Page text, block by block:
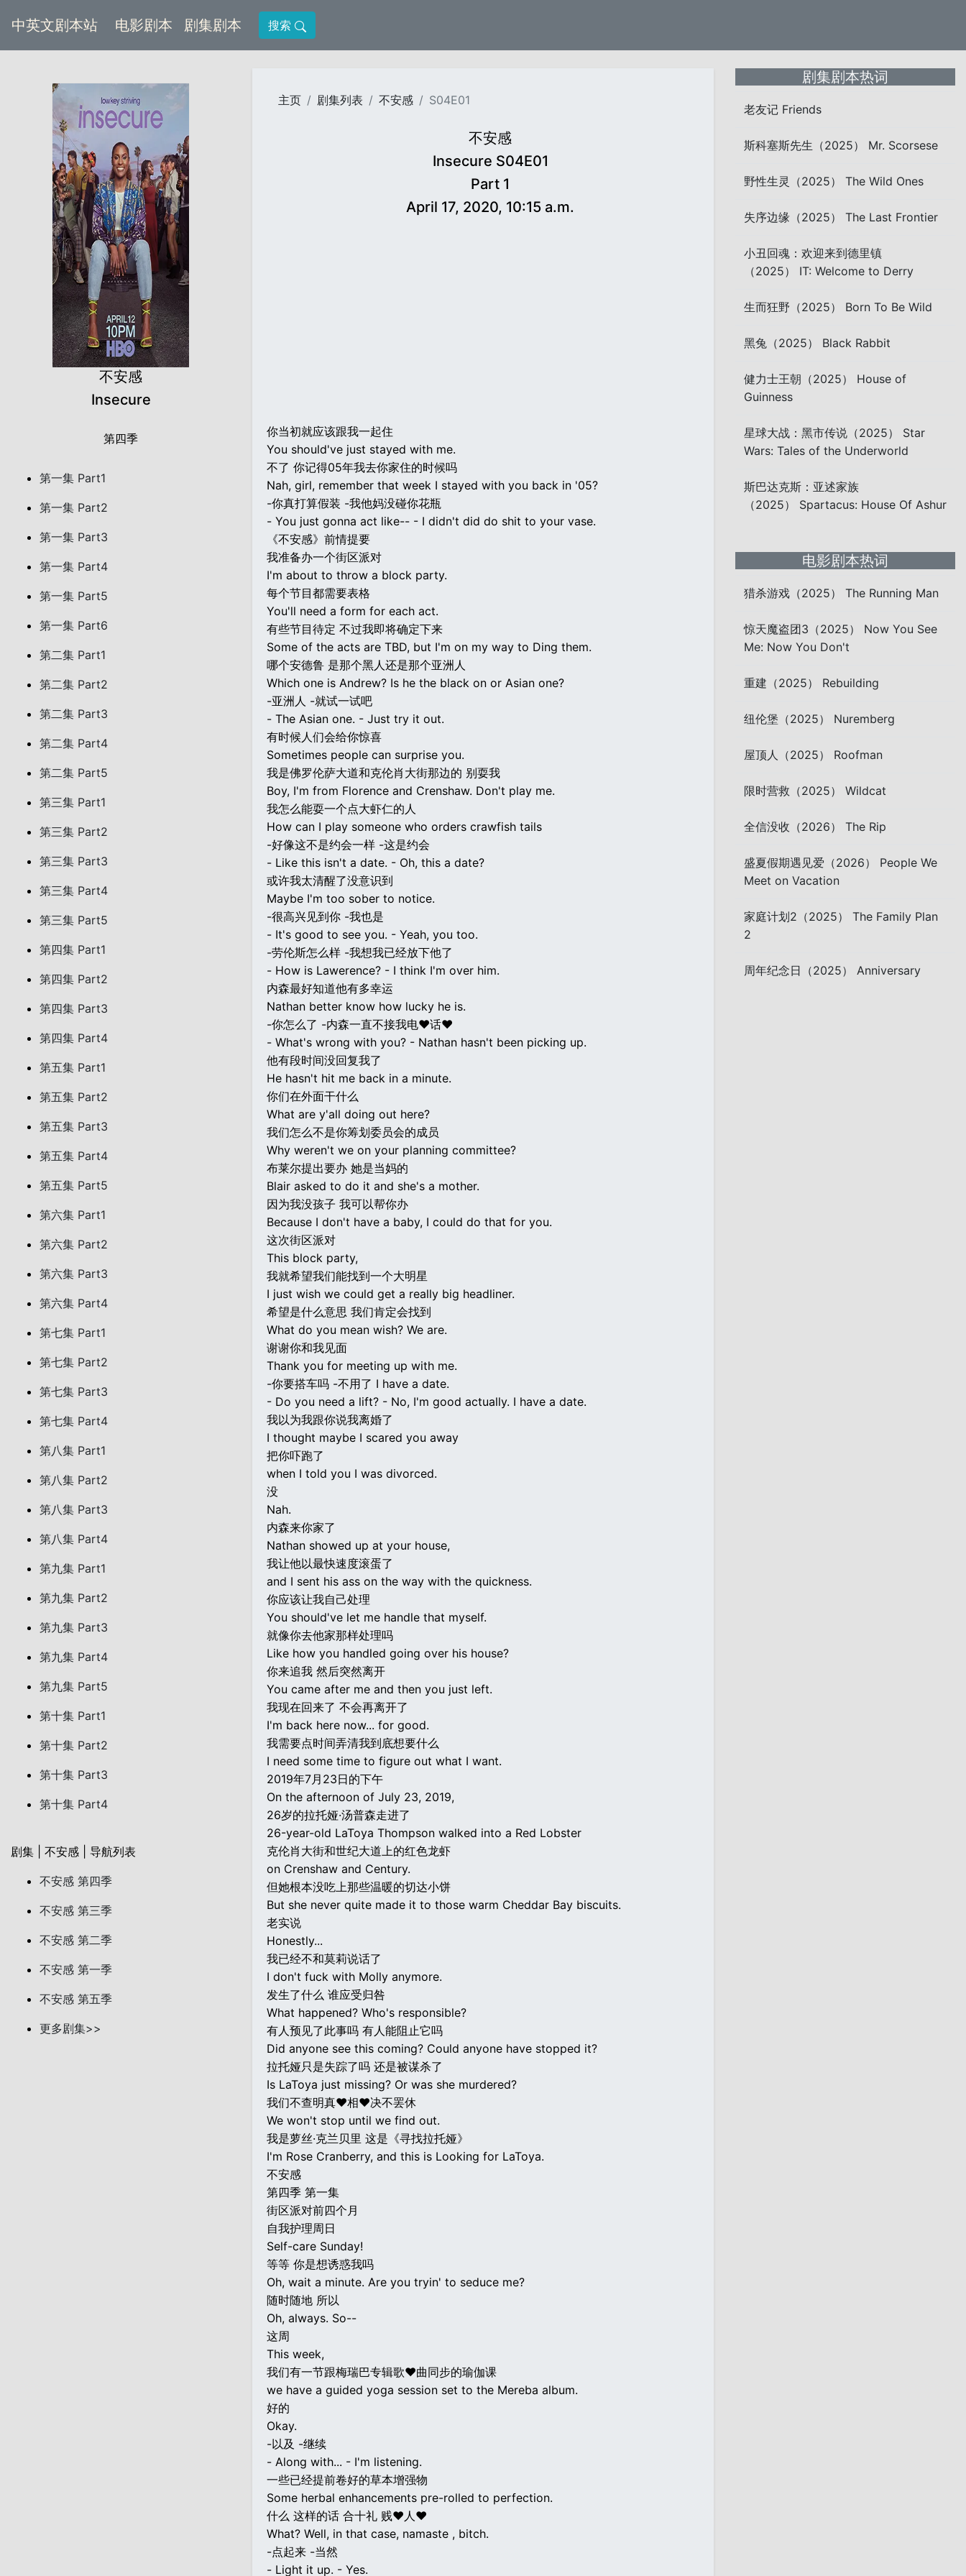
中英文剧本站 电影剧本 (current)
剧集剧本 (current)
搜索
不安感
Insecure
第四季
第一集 Part1
第一集 Part2
第一集 Part3
第一集 Part4
第一集 Part5
第一集 Part6
第二集 Part1
第二集 Part2
第二集 Part3
第二集 Part4
第二集 Part5
第三集 Part1
第三集 Part2
第三集 Part3
第三集 Part4
第三集 Part5
第四集 Part1
第四集 Part2
第四集 Part3
第四集 Part4
第五集 Part1
第五集 Part2
第五集 Part3
第五集 Part4
第五集 Part5
第六集 Part1
第六集 Part2
第六集 Part3
第六集 Part4
第七集 Part1
第七集 Part2
第七集 Part3
第七集 Part4
第八集 Part1
第八集 Part2
第八集 Part3
第八集 Part4
第九集 Part1
第九集 Part2
第九集 Part3
第九集 Part4
第九集 Part5
第十集 Part1
第十集 Part2
第十集 Part3
第十集 Part4
剧集 | 不安感 | 导航列表
不安感 第四季
不安感 第三季
不安感 第二季
不安感 第一季
不安感 第五季
更多剧集>>
主页 剧集列表 不安感 S04E01
不安感
Insecure S04E01
Part 1
April 17, 2020, 10:15 a.m.
你当初就应该跟我一起住
You should've just stayed with me.
不了 你记得05年我去你家住的时候吗
Nah, girl, remember that week I stayed with you back in '05?
-你真打算假装 -我他妈没碰你花瓶
- You just gonna act like-- - I didn't did do shit to your vase.
《不安感》前情提要
我准备办一个街区派对
I'm about to throw a block party.
每个节目都需要表格
You'll need a form for each act.
有些节目待定 不过我即将确定下来
Some of the acts are TBD, but I'm on my way to Ding them.
哪个安德鲁 是那个黑人还是那个亚洲人
Which one is Andrew? Is he the black on or Asian one?
-亚洲人 -就试一试吧
- The Asian one. - Just try it out.
有时候人们会给你惊喜
Sometimes people can surprise you.
我是佛罗伦萨大道和克伦肖大街那边的 别耍我
Boy, I'm from Florence and Crenshaw. Don't play me.
我怎么能耍一个点大虾仁的人
How can I play someone who orders crawfish tails
-好像这不是约会一样 -这是约会
- Like this isn't a date. - Oh, this a date?
或许我太清醒了没意识到
Maybe I'm too sober to notice.
-很高兴见到你 -我也是
- It's good to see you. - Yeah, you too.
-劳伦斯怎么样 -我想我已经放下他了
- How is Lawerence? - I think I'm over him.
内森最好知道他有多幸运
Nathan better know how lucky he is.
-你怎么了 -内森一直不接我电♥话♥
- What's wrong with you? - Nathan hasn't been picking up.
他有段时间没回复我了
He hasn't hit me back in a minute.
你们在外面干什么
What are y'all doing out here?
我们怎么不是你筹划委员会的成员
Why weren't we on your planning committee?
布莱尔提出要办 她是当妈的
Blair asked to do it and she's a mother.
因为我没孩子 我可以帮你办
Because I don't have a baby, I could do that for you.
这次街区派对
This block party,
我就希望我们能找到一个大明星
I just wish we could get a really big headliner.
希望是什么意思 我们肯定会找到
What do you mean wish? We are.
谢谢你和我见面
Thank you for meeting up with me.
-你要搭车吗 -不用了 I have a date.
- Do you need a lift? - No, I'm good actually. I have a date.
我以为我跟你说我离婚了
I thought maybe I scared you away
把你吓跑了
when I told you I was divorced.
没
Nah.
内森来你家了
Nathan showed up at your house,
我让他以最快速度滚蛋了
and I sent his ass on the way with the quickness.
你应该让我自己处理
You should've let me handle that myself.
就像你去他家那样处理吗
Like how you handled going over his house?
你来追我 然后突然离开
You came after me and then you just left.
我现在回来了 不会再离开了
I'm back here now... for good.
我需要点时间弄清我到底想要什么
I need some time to figure out what I want.
2019年7月23日的下午
On the afternoon of July 23, 2019,
26岁的拉托娅·汤普森走进了
26-year-old LaToya Thompson walked into a Red Lobster
克伦肖大街和世纪大道上的红色龙虾
on Crenshaw and Century.
但她根本没吃上那些温暖的切达小饼
But she never quite made it to those warm Cheddar Bay biscuits.
老实说
Honestly...
我已经不和莫莉说话了
I don't fuck with Molly anymore.
发生了什么 谁应受归咎
What happened? Who's responsible?
有人预见了此事吗 有人能阻止它吗
Did anyone see this coming? Could anyone have stopped it?
拉托娅只是失踪了吗 还是被谋杀了
Is LaToya just missing? Or was she murdered?
我们不查明真♥相♥决不罢休
We won't stop until we find out.
我是萝丝·克兰贝里 这是《寻找拉托娅》
I'm Rose Cranberry, and this is Looking for LaToya.
不安感
第四季 第一集
街区派对前四个月
自我护理周日
Self-care Sunday!
等等 你是想诱惑我吗
Oh, wait a minute. Are you tryin' to seduce me?
随时随地 所以
Oh, always. So--
这周
This week,
我们有一节跟梅瑞巴专辑歌♥曲同步的瑜伽课
we have a guided yoga session set to the Mereba album.
好的
Okay.
-以及 -继续
- Along with... - I'm listening.
一些已经提前卷好的草本增强物
Some herbal enhancements pre-rolled to perfection.
什么 这样的话 合十礼 贱♥人♥
What? Well, in that case, namaste , bitch.
-点起来 -当然
- Light it up. - Yes.
剧集剧本热词
老友记 Friends
斯科塞斯先生（2025） Mr. Scorsese
野性生灵（2025） The Wild Ones
失序边缘（2025） The Last Frontier
小丑回魂：欢迎来到德里镇
（2025） IT: Welcome to Derry
生而狂野（2025） Born To Be Wild
黑兔（2025） Black Rabbit
健力士王朝（2025） House of
Guinness
星球大战：黑市传说（2025） Star
Wars: Tales of the Underworld
斯巴达克斯：亚述家族
（2025） Spartacus: House Of Ashur
电影剧本热词
猎杀游戏（2025） The Running Man
惊天魔盗团3（2025） Now You See
Me: Now You Don't
重建（2025） Rebuilding
纽伦堡（2025） Nuremberg
屋顶人（2025） Roofman
限时营救（2025） Wildcat
全信没收（2026） The Rip
盛夏假期遇见爱（2026） People We
Meet on Vacation
家庭计划2（2025） The Family Plan
2
周年纪念日（2025） Anniversary